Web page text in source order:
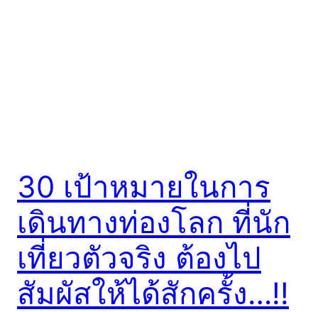
30 เป้าหมายในการ
เดินทางท่องโลก ที่นัก
เที่ยวตัวจริง ต้องไป
สัมผัสให้ได้สักครั้ง…!!